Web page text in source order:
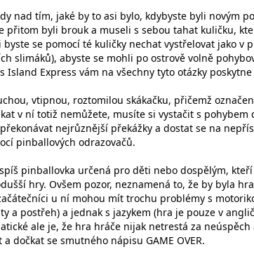
nad tím, jaké by to asi bylo, kdybyste byli novým
přitom byli brouk a museli s sebou tahat kuličku,
byste se pomocí té kuličky nechat vystřelovat jako v
slimáků), abyste se mohli po ostrově volně
Island Express vám na všechny tyto otázky
vtipnou, roztomilou skákačku, přičemž
v ní totiž nemůžete, musíte si vystačit s pohybem
nejrůznější překážky a dostat se na
pinballových odrazovačů.
pinballovka určená pro děti nebo dospělým,
hry. Ovšem pozor, neznamená to, že by byla
u ní mohou mít trochu problémy s
a postřeh) a jednak s jazykem (hra je pouze v
ale je, že hra hráče nijak netrestá za
dočkat se smutného nápisu GAME OVER.